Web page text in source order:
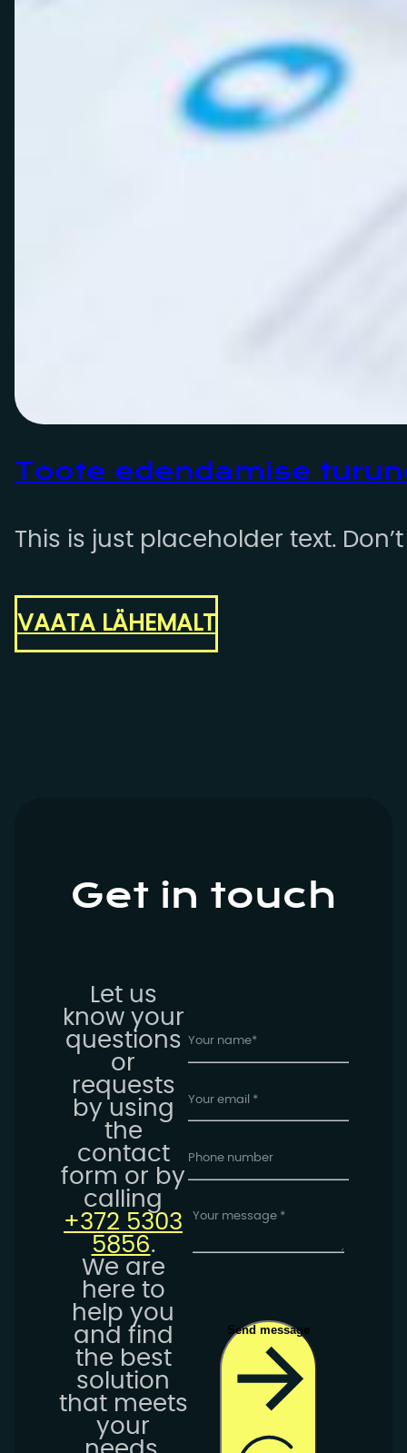
Toote edendamise
This is just placeholder text.
VAATA LÄHEMALT
Get in touch
Let us
know your
questions
or
requests
by using
the
contact
form or by
calling
+372 5303
5856.
We are
here to
help you
and find
the best
solution
that meets
your
Send message